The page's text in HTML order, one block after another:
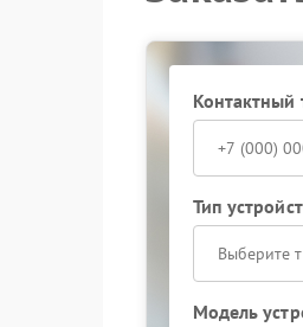
Контактный
Тип
Выберите
Модель